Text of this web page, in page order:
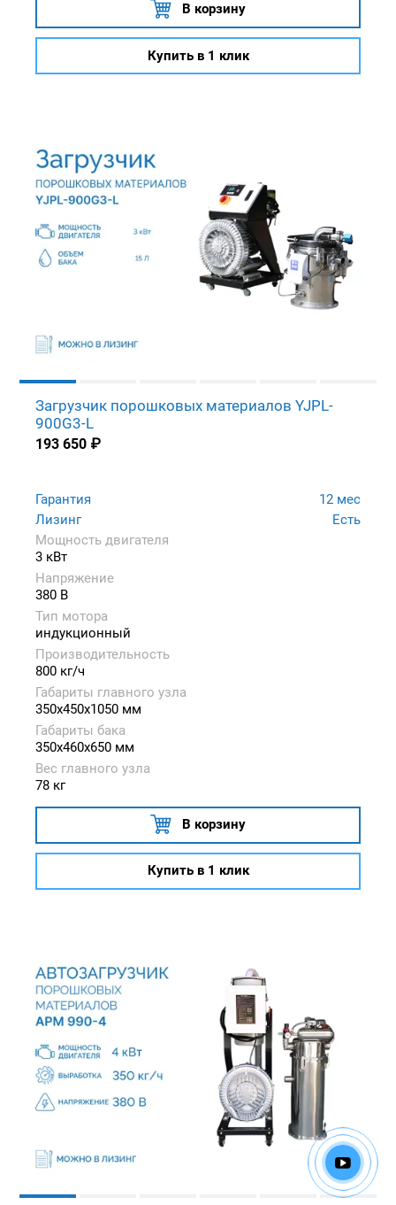
В корзину
Купить в 1 клик
Загрузчик порошковых материалов YJPL-
900G3-L
193 650 ₽
Гарантия
12 мес
Лизинг
Есть
Мощность двигателя
3 кВт
Напряжение
380 В
Тип мотора
индукционный
Производительность
800 кг/ч
Габариты главного узла
350x450x1050 мм
Габариты бака
350x460x650 мм
Вес главного узла
78 кг
В корзину
Купить в 1 клик